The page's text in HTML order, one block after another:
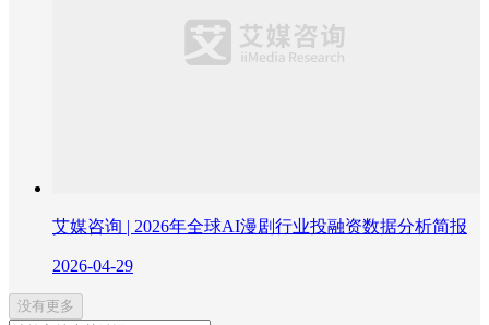
艾媒咨询 | 2026年全球AI漫剧行业投融资数据分析简报
2026-04-29
没有更多